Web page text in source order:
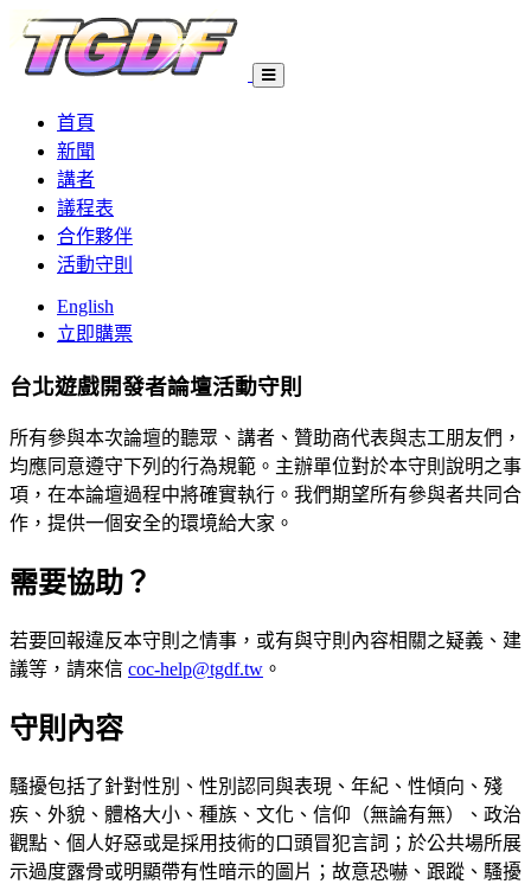
首頁
新聞
講者
議程表
合作夥伴
活動守則
English
立即購票
台北遊戲開發者論壇活動守則
所有參與本次論壇的聽眾、講者、贊助商代表與志工朋友們，
均應同意遵守下列的行為規範。主辦單位對於本守則說明之事
項，在本論壇過程中將確實執行。我們期望所有參與者共同合
作，提供一個安全的環境給大家。
需要協助？
若要回報違反本守則之情事，或有與守則內容相關之疑義、建
議等，請來信 coc-help@tgdf.tw 。
守則內容
騷擾包括了針對性別、性別認同與表現、年紀、性傾向、殘
疾、外貌、體格大小、種族、文化、信仰（無論有無）、政治
觀點、個人好惡或是採用技術的口頭冒犯言詞；於公共場所展
示過度露骨或明顯帶有性暗示的圖片；故意恐嚇、跟蹤、騷擾